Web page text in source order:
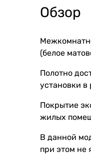
Обзор
(белое
Полотно
установки
Покрытие
жилых
В данной
при этом не